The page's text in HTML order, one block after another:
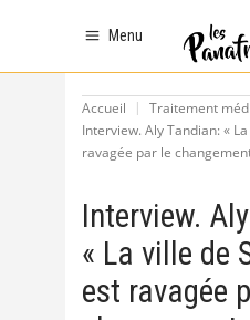
Menu
Accueil
Traitement
Interview. Aly Tandian: «
ravagée par le
Interview.
« La ville de
est ravagée